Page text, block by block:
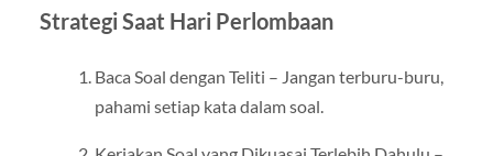
Strategi Saat Hari Perlombaan
Baca Soal dengan Teliti – Jangan terburu-buru,
pahami setiap kata dalam soal.